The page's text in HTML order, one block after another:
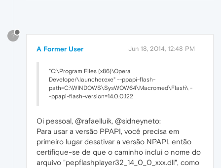
?
A Former User Jun 18, 2014, 12:48 PM
"C:\Program Files (x86)\Opera
Developer\launcher.exe" --ppapi-flash-
path=C:\WINDOWS\SysWOW64\Macromed\Flash\ -
-ppapi-flash-version=14.0.0.122
Oi pessoal, @rafaelluik, @sidneyneto:
Para usar a versão PPAPI, você precisa em
primeiro lugar desativar a versão NPAPI, então
certifique-se de que o caminho inclui o nome do
arquivo "pepflashplayer32_14_0_0_xxx.dll", como